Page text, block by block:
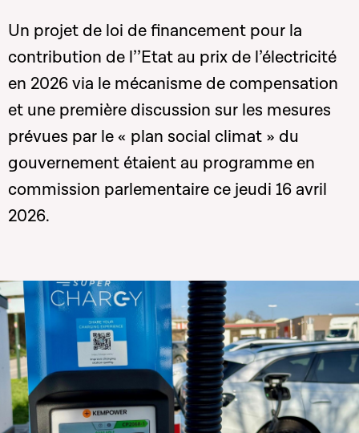
Un projet de loi de financement pour la
contribution de l’’Etat au prix de l’électricité
en 2026 via le mécanisme de compensation
et une première discussion sur les mesures
prévues par le « plan social climat » du
gouvernement étaient au programme en
commission parlementaire ce jeudi 16 avril
2026.